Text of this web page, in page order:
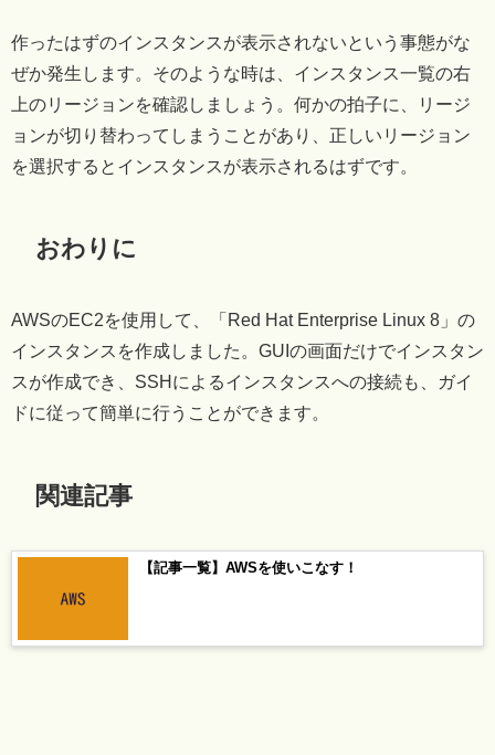
作ったはずのインスタンスが表示されないという事態がな
ぜか発生します。そのような時は、インスタンス一覧の右
上のリージョンを確認しましょう。何かの拍子に、リージ
ョンが切り替わってしまうことがあり、正しいリージョン
を選択するとインスタンスが表示されるはずです。
おわりに
AWSのEC2を使用して、「Red Hat Enterprise Linux 8」の
インスタンスを作成しました。GUIの画面だけでインスタン
スが作成でき、SSHによるインスタンスへの接続も、ガイ
ドに従って簡単に行うことができます。
関連記事
【記事一覧】AWSを使いこなす！